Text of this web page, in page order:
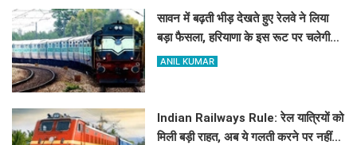
सावन में बढ़ती भीड़ देखते हुए रेलवे ने लिया
बड़ा फैसला, हरियाणा के इस रूट पर चलेगी
स्पेशल ट्रेन, देखें टाइमिंग
ANIL KUMAR
Indian Railways Rule: रेल यात्रियों को
मिली बड़ी राहत, अब ये गलती करने पर नहीं